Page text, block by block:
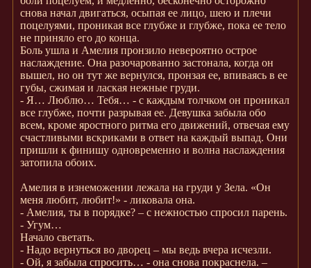
снова начал двигаться, осыпая ее лицо, шею и плечи
поцелуями, проникая все глубже и глубже, пока ее тело
не приняло его до конца.
Боль ушла и Амелия пронзило невероятно острое
наслаждение. Она разочарованно застонала, когда он
вышел, но он тут же вернулся, пронзая ее, впиваясь в ее
губы, сжимая и лаская нежные груди.
- Я… Люблю… Тебя… - с каждым толчком он проникал
все глубже, почти разрывая ее. Девушка забыла обо
всем, кроме яростного ритма его движений, отвечая ему
счастливыми вскриками в ответ на каждый выпад. Они
пришли к финишу одновременно и волна наслаждения
затопила обоих.
Амелия в изнеможении лежала на груди у Зела. «Он
меня любит, любит!» - ликовала она.
- Амелия, ты в порядке? – с нежностью спросил парень.
- Угум…
Начало светать.
- Надо вернуться во дворец – мы ведь вчера исчезли.
- Ой, я забыла спросить… - она снова покраснела. –